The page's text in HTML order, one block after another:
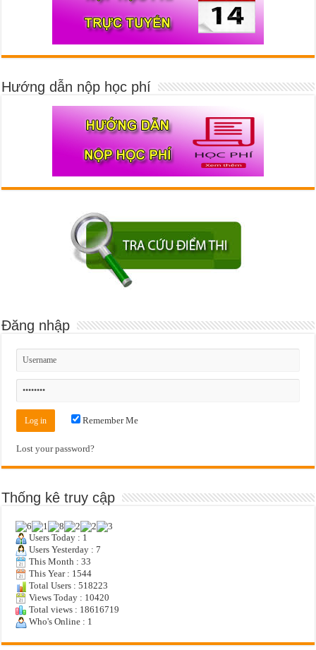
Hướng dẫn nộp học phí
Đăng nhập
Remember Me
Lost your password?
Thống kê truy cập
Users Today : 1
Users Yesterday : 7
This Month : 33
This Year : 1544
Total Users : 518223
Views Today : 10420
Total views : 18616719
Who's Online : 1